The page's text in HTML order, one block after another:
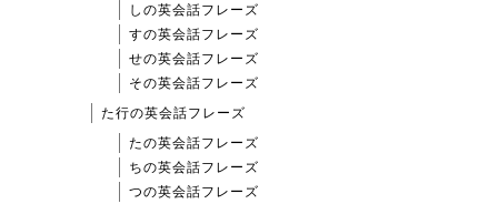
しの英会話フレーズ
すの英会話フレーズ
せの英会話フレーズ
その英会話フレーズ
た行の英会話フレーズ
たの英会話フレーズ
ちの英会話フレーズ
つの英会話フレーズ